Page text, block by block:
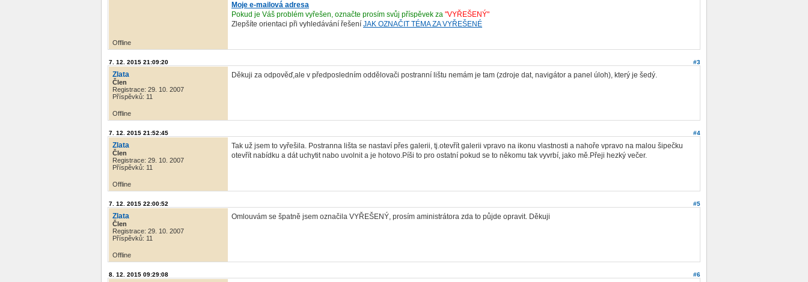
Moje e-mailová adresa
Pokud je Váš problém vyřešen, označte prosím svůj příspěvek za "VYŘEŠENÝ"
Zlepšíte orientaci při vyhledávání řešení JAK OZNAČIT TÉMA ZA VYŘEŠENÉ
Offline
#3
7. 12. 2015 21:09:20
Zlata
Člen
Registrace: 29. 10. 2007
Příspěvků: 11
Děkuji za odpověď,ale v předposledním oddělovači postranní lištu nemám je tam (zdroje dat, navigátor a panel úloh), který je šedý.
Offline
#4
7. 12. 2015 21:52:45
Zlata
Člen
Registrace: 29. 10. 2007
Příspěvků: 11
Tak už jsem to vyřešila. Postranna lišta se nastaví přes galerii, tj.otevřít galerii vpravo na ikonu vlastnosti a nahoře vpravo na malou šipečku
otevřít nabídku a dát uchytit nabo uvolnit a je hotovo.Píši to pro ostatní pokud se to někomu tak vyvrbí, jako mě.Přeji hezký večer.
Offline
#5
7. 12. 2015 22:00:52
Zlata
Člen
Registrace: 29. 10. 2007
Příspěvků: 11
Omlouvám se špatně jsem označila VYŘEŠENÝ, prosím aministrátora zda to půjde opravit. Děkuji
Offline
#6
8. 12. 2015 09:29:08